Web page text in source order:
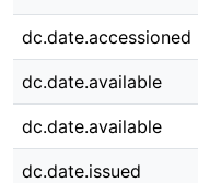
dc.date.accessioned
dc.date.available
dc.date.available
dc.date.issued